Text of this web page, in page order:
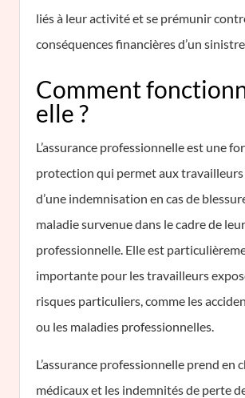
liés à leur activité et se prémunir
conséquences financières d’un
Comment
elle ?
L’assurance professionnelle est une
protection qui permet aux
d’une indemnisation en cas de
maladie survenue dans le cadre de
professionnelle. Elle est
importante pour les travailleurs
risques particuliers, comme les
ou les maladies professionnelles.
L’assurance professionnelle prend en
médicaux et les indemnités de perte